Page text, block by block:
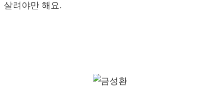
살려야만 해요.